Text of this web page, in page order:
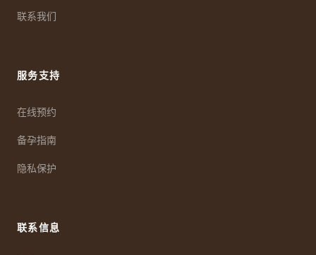
联系我们
服务支持
在线预约
备孕指南
隐私保护
联系信息